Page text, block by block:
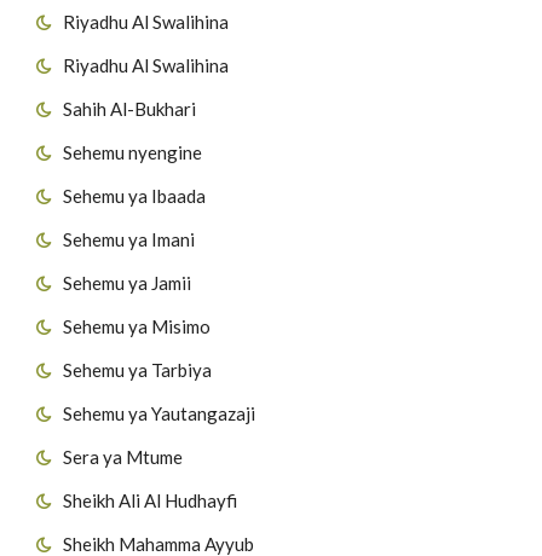
Riyadhu Al Swalihina
Riyadhu Al Swalihina
Sahih Al-Bukhari
Sehemu nyengine
Sehemu ya Ibaada
Sehemu ya Imani
Sehemu ya Jamii
Sehemu ya Misimo
Sehemu ya Tarbiya
Sehemu ya Yautangazaji
Sera ya Mtume
Sheikh Ali Al Hudhayfi
Sheikh Mahamma Ayyub